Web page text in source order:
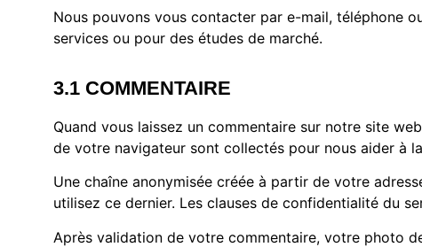
Nous pouvons vous contacter par e-mail, téléphone
services ou pour des études de marché.
3.1 COMMENTAIRE
Quand vous laissez un commentaire sur notre site
de votre navigateur sont collectés pour nous aider à
Une chaîne anonymisée créée à partir de votre
utilisez ce dernier. Les clauses de confidentialité du
Après validation de votre commentaire, votre photo